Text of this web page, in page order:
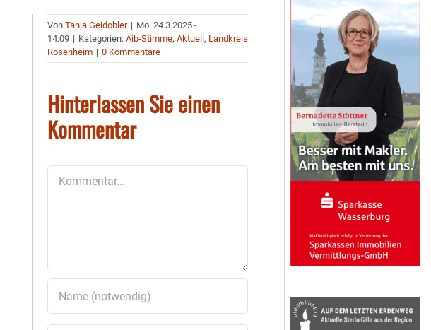
VonTanja Geidobler | Mo. 24.3.2025 -
14:09 | Kategorien:Aib-Stimme,Aktuell, Landkreis
Rosenheim | 0 Kommentare
Hinterlassen Sie einen
Kommentar